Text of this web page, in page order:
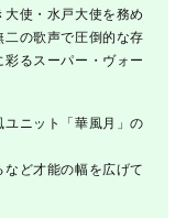
使・水戸大使を務め
の歌声で圧倒的な存
るスーパー・ヴォー
ニット「華風月」の
ど才能の幅を広げて